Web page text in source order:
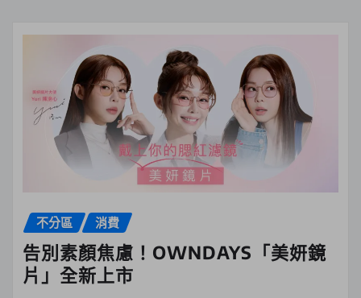
不分區 消費
告別素顏焦慮！OWNDAYS「美妍鏡
片」全新上市